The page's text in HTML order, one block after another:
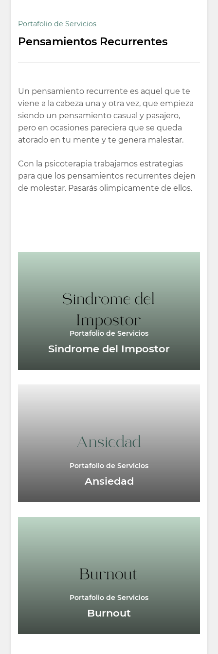
Portafolio de Servicios
Pensamientos Recurrentes
Un pensamiento recurrente es aquel que te
viene a la cabeza una y otra vez, que empieza
siendo un pensamiento casual y pasajero,
pero en ocasiones pareciera que se queda
atorado en tu mente y te genera malestar.
Con la psicoterapia trabajamos estrategias
para que los pensamientos recurrentes dejen
de molestar. Pasarás olimpicamente de ellos.
Portafolio de Servicios
Sindrome del Impostor
Portafolio de Servicios
Ansiedad
Portafolio de Servicios
Burnout